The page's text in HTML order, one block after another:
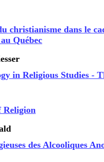
christianisme dans le
Québec
in Religious Studies -
Religion
des Alcooliques